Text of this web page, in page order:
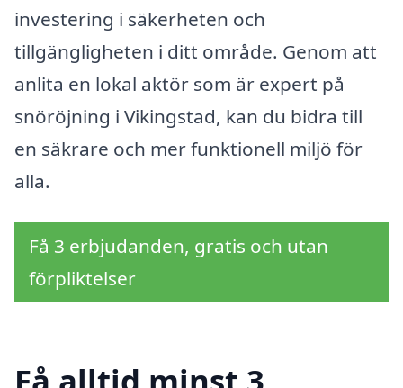
investering i säkerheten och
tillgängligheten i ditt område. Genom att
anlita en lokal aktör som är expert på
snöröjning i Vikingstad, kan du bidra till
en säkrare och mer funktionell miljö för
alla.
Få 3 erbjudanden, gratis och utan
förpliktelser